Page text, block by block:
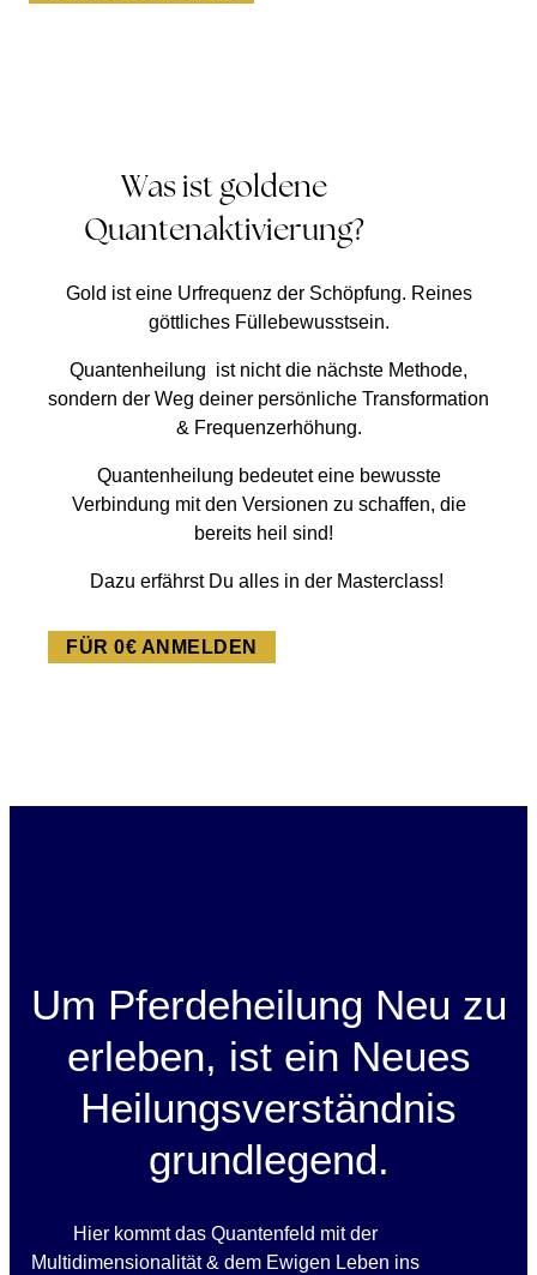
Was ist goldene
Quantenaktivierung?
Gold ist eine Urfrequenz der Schöpfung. Reines
göttliches Füllebewusstsein.
Quantenheilung ist nicht die nächste Methode,
sondern der Weg deiner persönliche Transformation
& Frequenzerhöhung.
Quantenheilung bedeutet eine bewusste
Verbindung mit den Versionen zu schaffen, die
bereits heil sind!
Dazu erfährst Du alles in der Masterclass!
FÜR 0€ ANMELDEN
Um Pferdeheilung Neu zu
erleben, ist ein Neues
Heilungsverständnis
grundlegend.
Hier kommt das Quantenfeld mit der
Multidimensionalität & dem Ewigen Leben ins